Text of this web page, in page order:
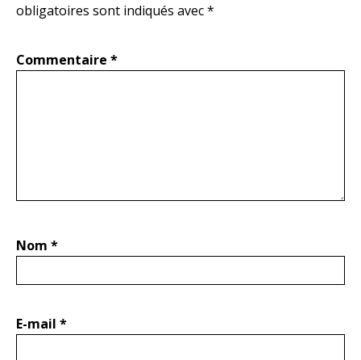
obligatoires sont indiqués avec*
Commentaire *
Nom *
E-mail *